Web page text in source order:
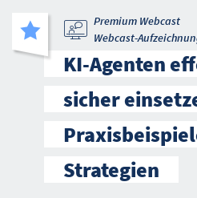
Premium Webcast
Webcast-
KI-Agenten
sicher
Strategien